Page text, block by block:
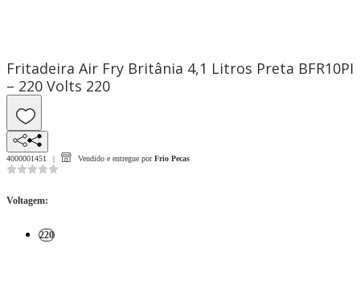
Fritadeira Air Fry Britânia 4,1 Litros Preta BFR10PI
– 220 Volts 220
4000001451 Vendido e entregue por Frio Pecas
Voltagem:
220